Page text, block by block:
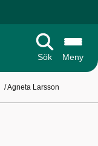
Sök
Meny
/Agneta Larsson